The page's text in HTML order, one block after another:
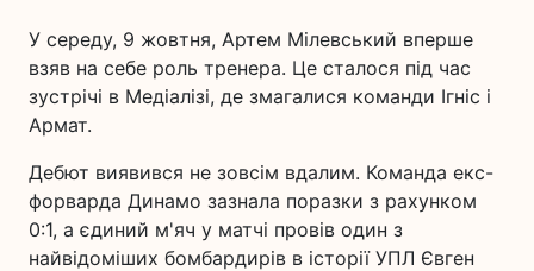
У середу, 9 жовтня, Артем Мілевський вперше
взяв на себе роль тренера. Це сталося під час
зустрічі в Медіалізі, де змагалися команди Ігніс і
Армат.
Дебют виявився не зовсім вдалим. Команда екс-
форварда Динамо зазнала поразки з рахунком
0:1, а єдиний м'яч у матчі провів один з
найвідоміших бомбардирів в історії УПЛ Євген